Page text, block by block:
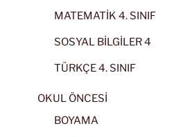
MATEMATİK 4. SINIF
SOSYAL BİLGİLER 4
TÜRKÇE 4. SINIF
OKUL ÖNCESİ
BOYAMA